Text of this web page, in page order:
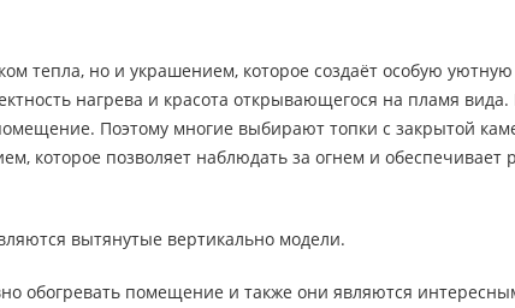
тепла, но и украшением, которое создаёт особую
нагрева и красота открывающегося на пламя
Поэтому многие выбирают топки с закрытой
которое позволяет наблюдать за огнем и обеспечивает
вытянутые вертикально модели.
обогревать помещение и также они являются